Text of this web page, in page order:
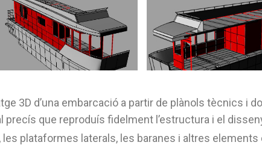
3D d’una embarcació a partir de plànols tècnics i
precís que reproduís fidelment l’estructura i el
les plataformes laterals, les baranes i altres